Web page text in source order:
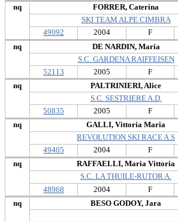
nq
49092
FORRER, Caterina
2004 F
SKI TEAM ALPE CIMBRA
nq
52113
DE NARDIN, Maria
2005 F
S.C. GARDENA RAIFFEISEN
nq
50835
PALTRINIERI, Alice
2005 F
S.C. SESTRIERE A.D.
nq
49405
GALLI, Vittoria Maria
2004 F
REVOLUTION SKI RACE A.S
nq
48968
RAFFAELLI, Maria Vittoria
2004 F
S.C. LA THUILE-RUTOR A.
nq
BESO GODOY, Jara